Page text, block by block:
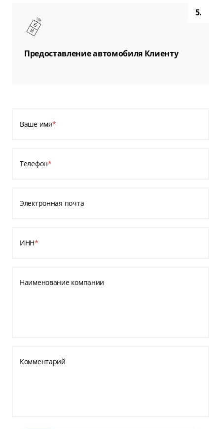
5.
Предоставление автомобиля Клиенту
Ваше имя*
Телефон*
Электронная почта
ИНН*
Наименование компании
Комментарий